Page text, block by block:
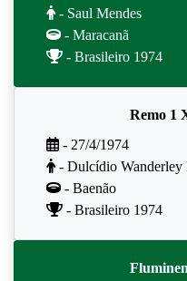
- Saul Mendes
- Maracanã
- Brasileiro 1974
Remo 1
- 27/4/1974
- Dulcídio Wanderley
- Baenão
- Brasileiro 1974